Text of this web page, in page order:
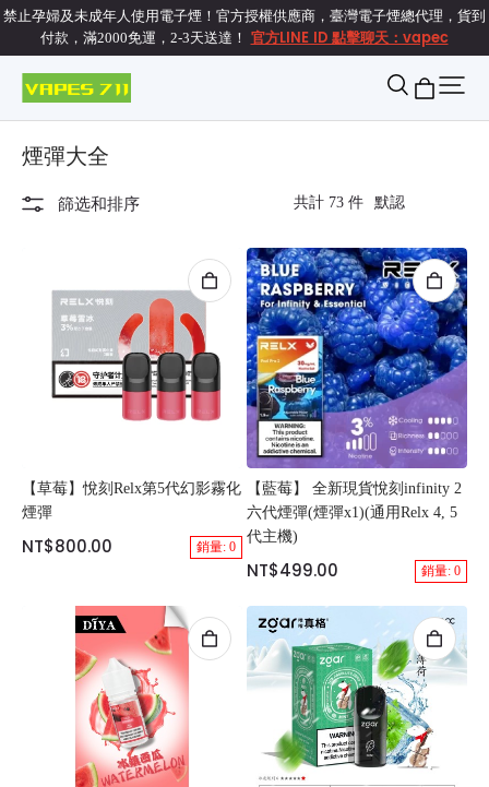
禁止孕婦及未成年人使用電子煙！官方授權供應商，臺灣電子煙總代理，貨到
付款，滿2000免運，2-3天送達！ 官方LINE ID 點擊聊天：vapec
煙彈大全
篩选和排序 共計 73 件
【草莓】悅刻Relx第5代幻影霧化
煙彈
NT$800.00 銷量: 0
【藍莓】 全新現貨悅刻infinity 2
六代煙彈(煙彈x1)(通用Relx 4, 5
代主機)
NT$499.00 銷量: 0